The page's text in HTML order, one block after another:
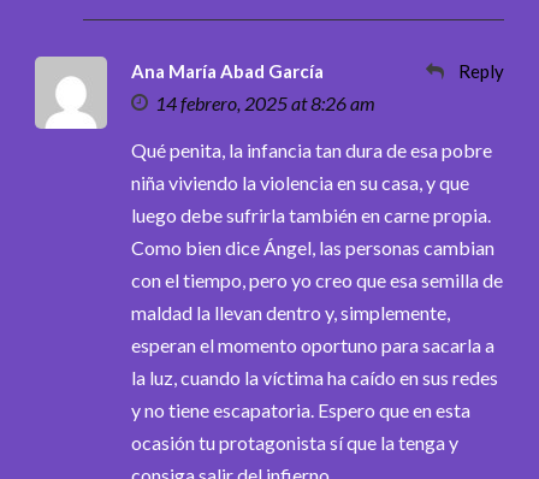
Ana María Abad García
14 febrero, 2025 at 8:26 am
Reply
Qué penita, la infancia tan dura de esa pobre
niña viviendo la violencia en su casa, y que
luego debe sufrirla también en carne propia.
Como bien dice Ángel, las personas cambian
con el tiempo, pero yo creo que esa semilla de
maldad la llevan dentro y, simplemente,
esperan el momento oportuno para sacarla a
la luz, cuando la víctima ha caído en sus redes
y no tiene escapatoria. Espero que en esta
ocasión tu protagonista sí que la tenga y